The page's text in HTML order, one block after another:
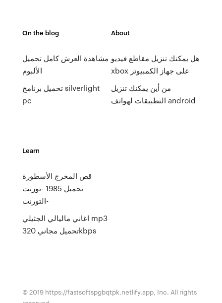
On the blog
مشاهدة العرش كامل تحميل
الألبوم
تحميل برنامج silverlight
pc
About
هل يمكنك تنزيل مقاطع فيديو
xbox على جهاز الكمبيوتر
من أين يمكنك تنزيل
التطبيقات لهواتف android
Learn
قص المخرج الأسطورة
تحميل 1985 -تورنت
-التورنت
اغاني ماليالي الجثيلي mp3
تحميل مجاني 320kbps
© 2019 https://fastsoftspgbqtpk.netlify.app, Inc. All rights